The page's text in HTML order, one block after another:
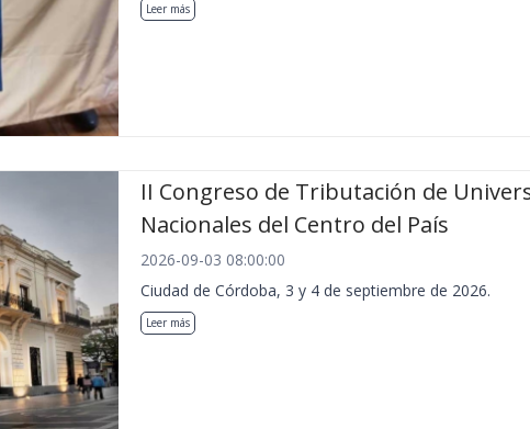
Leer más
II Congreso de Tributación de
Nacionales del Centro del País
2026-09-03 08:00:00
Ciudad de Córdoba, 3 y 4 de septiembre de 2026.
Leer más